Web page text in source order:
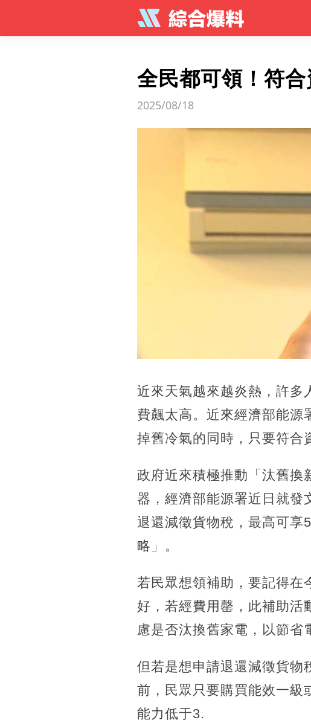
全民都可領！符
2025/08/18
近來天氣越來越炎熱，許多
費飆太高。近來經濟部能源
掉舊冷氣的同時，只要符合
政府近來積極推動「汰舊換
器，經濟部能源署近日就發
退還減徵貨物稅，最高可享
略」。
若民眾想領補助，要記得在
好，若經費用罄，此補助活
慮是否汰換舊家電，以節省
但若是想申請退還減徵貨物
前，民眾只要購買能效一級
能力低于3.